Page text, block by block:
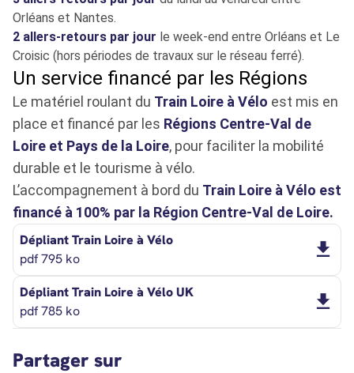
Orléans et Nantes.
2 allers-retours par jour le week-end entre Orléans et Le
Croisic (hors périodes de travaux sur le réseau ferré).
Un service financé par les Régions
Le matériel roulant du Train Loire à Vélo est mis en
place et financé par les Régions Centre-Val de
Loire et Pays de la Loire, pour faciliter la mobilité
durable et le tourisme à vélo.
L’accompagnement à bord du Train Loire à Vélo est
financé à 100% par la Région Centre-Val de Loire.
Dépliant Train Loire à Vélo
pdf 795 ko
Ouverture dans un nouvel onglet
Dépliant Train Loire à Vélo UK
pdf 785 ko
Ouverture dans un nouvel onglet
Partager sur